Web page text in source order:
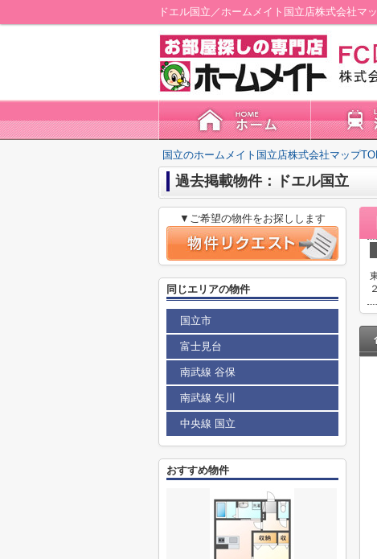
ドエル国立／ホームメイト国立店株式会社マ
国立のホームメイト国立店株式会社マップ
過去掲載物件：ドエル国立
▼ご希望の物件をお探しします
同じエリアの物件
国立市
富士見台
南武線 谷保
南武線 矢川
中央線 国立
おすすめ物件